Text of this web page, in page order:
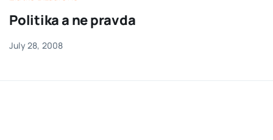
Politika a ne pravda
July 28, 2008